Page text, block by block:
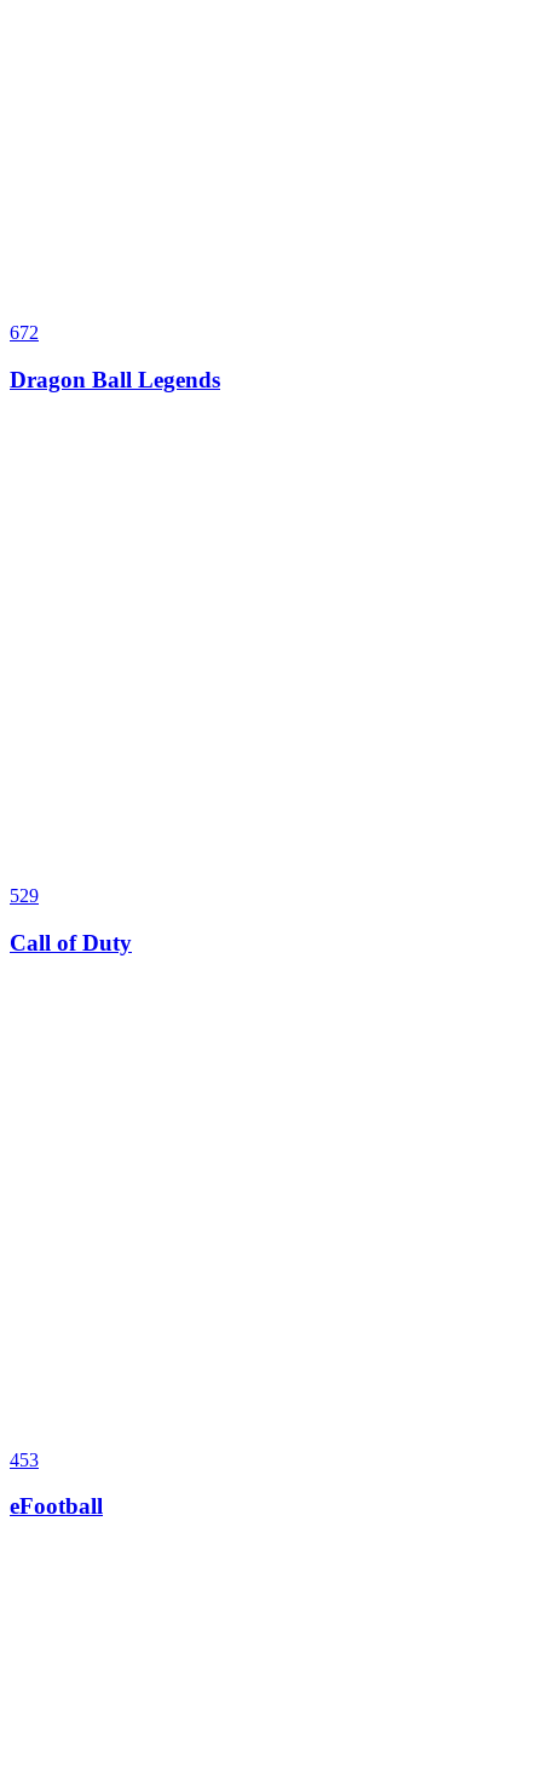
672
Dragon Ball Legends
529
Call of Duty
453
eFootball